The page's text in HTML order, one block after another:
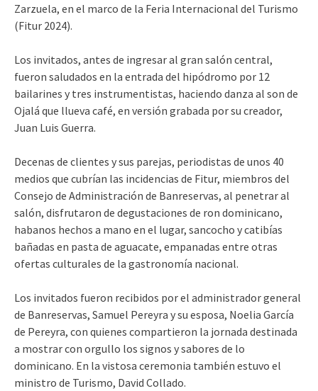
Zarzuela, en el marco de la Feria Internacional del Turismo
(Fitur 2024).
Los invitados, antes de ingresar al gran salón central,
fueron saludados en la entrada del hipódromo por 12
bailarines y tres instrumentistas, haciendo danza al son de
Ojalá que llueva café, en versión grabada por su creador,
Juan Luis Guerra.
Decenas de clientes y sus parejas, periodistas de unos 40
medios que cubrían las incidencias de Fitur, miembros del
Consejo de Administración de Banreservas, al penetrar al
salón, disfrutaron de degustaciones de ron dominicano,
habanos hechos a mano en el lugar, sancocho y catibías
bañadas en pasta de aguacate, empanadas entre otras
ofertas culturales de la gastronomía nacional.
Los invitados fueron recibidos por el administrador general
de Banreservas, Samuel Pereyra y su esposa, Noelia García
de Pereyra, con quienes compartieron la jornada destinada
a mostrar con orgullo los signos y sabores de lo
dominicano. En la vistosa ceremonia también estuvo el
ministro de Turismo, David Collado.